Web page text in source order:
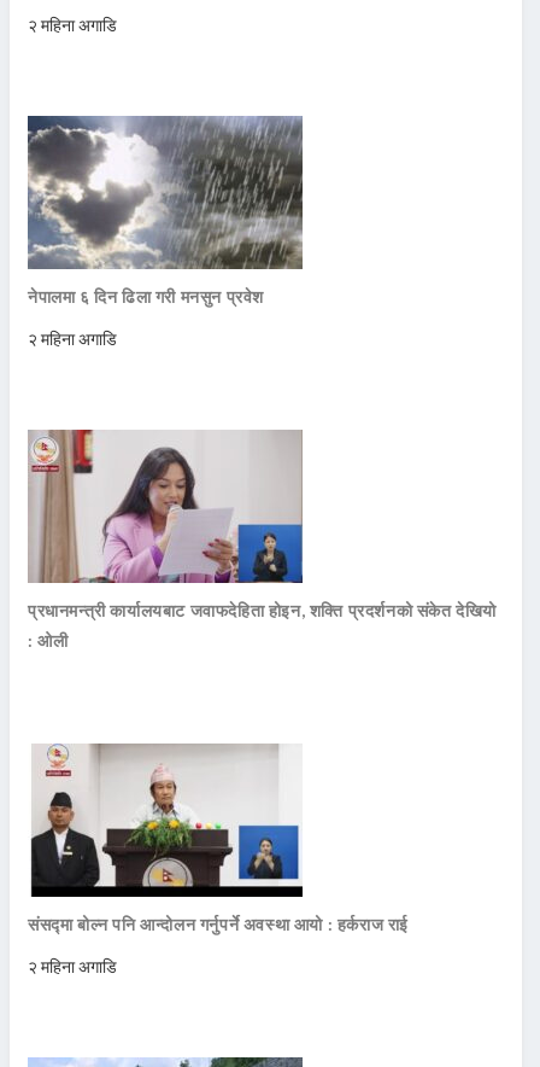
२ महिना अगाडि
नेपालमा ६ दिन ढिला गरी मनसुन प्रवेश
२ महिना अगाडि
प्रधानमन्त्री कार्यालयबाट जवाफदेहिता होइन, शक्ति प्रदर्शनको संकेत देखियो
: ओली
संसद्मा बोल्न पनि आन्दोलन गर्नुपर्ने अवस्था आयो : हर्कराज राई
२ महिना अगाडि